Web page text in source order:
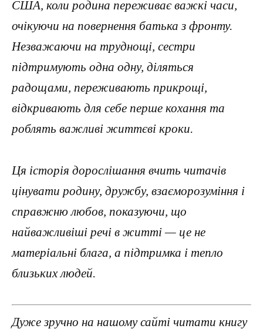
США, коли родина переживає важкі часи,
очікуючи на повернення батька з фронту.
Незважаючи на труднощі, сестри
підтримують одна одну, діляться
радощами, переживають прикрощі,
відкривають для себе перше кохання та
роблять важливі життєві кроки.
Ця історія дорослішання вчить читачів
цінувати родину, дружбу, взаєморозуміння і
справжню любов, показуючи, що
найважливіші речі в житті — це не
матеріальні блага, а підтримка і тепло
близьких людей.
Дуже зручно на нашому сайті читати книгу